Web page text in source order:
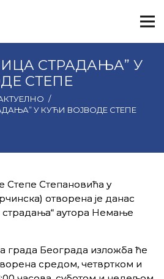
СТРАДАЊА” У
СТЕПЕ
/
У КУЋИ ВОЈВОДЕ СТЕПЕ
Степе Степановића у
отворена је данас
страдања“ аутора Немање
града Београда изложба ће
средом, четвртком и